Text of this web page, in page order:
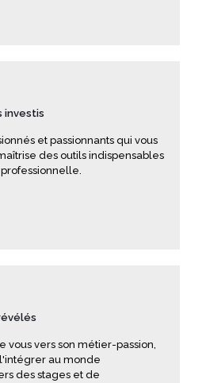
investis
et passionnants qui vous
des outils indispensables
vous vers son métier-passion,
au monde
des stages et de